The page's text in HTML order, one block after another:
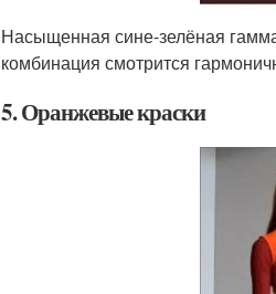
Насыщенная сине-зелёная
комбинация смотрится
5. Оранжевые краски